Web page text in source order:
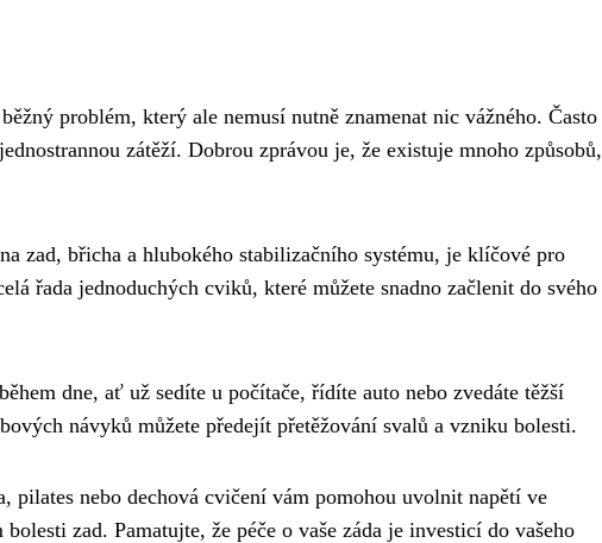
problém, který ale nemusí nutně znamenat nic vážného. Často
zátěží. Dobrou zprávou je, že existuje mnoho způsobů,
zad, břicha a hlubokého stabilizačního systému, je klíčové pro
řada jednoduchých cviků, které můžete snadno začlenit do svého
během dne, ať už sedíte u počítače, řídíte auto nebo zvedáte těžší
návyků můžete předejít přetěžování svalů a vzniku bolesti.
pilates nebo dechová cvičení vám pomohou uvolnit napětí ve
zad. Pamatujte, že péče o vaše záda je investicí do vašeho